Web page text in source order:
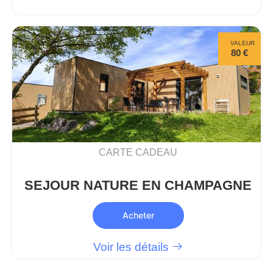
VALEUR
80 €
CARTE CADEAU
SEJOUR NATURE EN CHAMPAGNE
Acheter
Voir les détails